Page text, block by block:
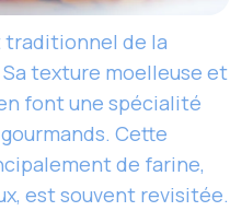
traditionnel de la
texture moelleuse et
font une spécialité
Cette
de farine,
est souvent revisitée.